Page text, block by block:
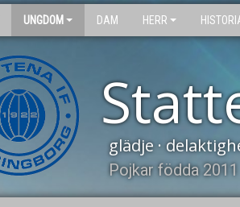
UNGDOM DAM HERR
glädje ·
Pojkar födda 2011